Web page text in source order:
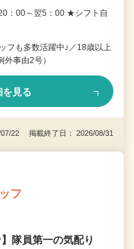
：00～翌5：00 ★シフト自
フも多数活躍中♪／18歳以上
事由2号）
を見る
07/22 掲載終了日： 2026/08/31
フ
隊員第一の気配り